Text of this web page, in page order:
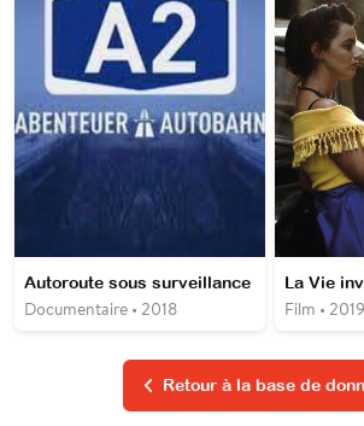
Autoroute sous surveillance
Documentaire • 2018 Film • 2019
Retour à la base de